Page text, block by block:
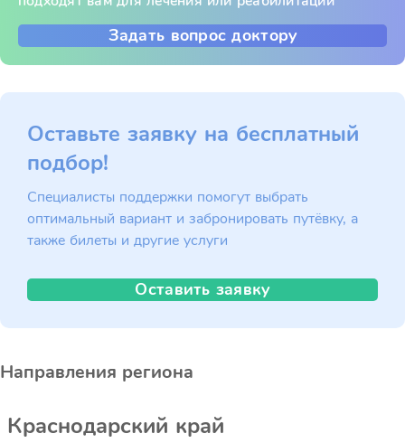
Задать вопрос доктору
Оставьте заявку на бесплатный
подбор!
Специалисты поддержки помогут выбрать
оптимальный вариант и забронировать путёвку, а
также билеты и другие услуги
Оставить заявку
Направления региона
Краснодарский край